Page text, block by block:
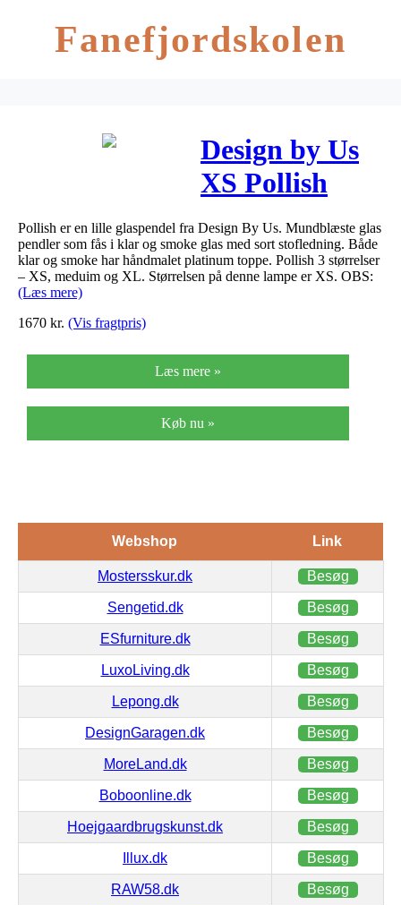
Fanefjordskolen
Design by Us
XS Pollish
Røgfarvet
Pollish er en lille glaspendel fra Design By Us. Mundblæste glas
pendler som fås i klar og smoke glas med sort stofledning. Både
klar og smoke har håndmalet platinum toppe. Pollish 3 størrelser
– XS, meduim og XL. Størrelsen på denne lampe er XS. OBS:
(Læs mere)
1670 kr. (Vis fragtpris)
Læs mere »
Køb nu »
Webshop Link
Mostersskur.dk Besøg
Sengetid.dk Besøg
ESfurniture.dk Besøg
LuxoLiving.dk Besøg
Lepong.dk Besøg
DesignGaragen.dk Besøg
MoreLand.dk Besøg
Boboonline.dk Besøg
Hoejgaardbrugskunst.dk Besøg
Illux.dk Besøg
RAW58.dk Besøg